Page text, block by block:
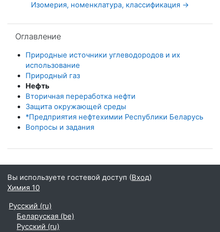
Изомерия, номенклатура, классификация →
Оглавление
Природные источники углеводородов и их
использование
Природный газ
Нефть
Вторичная переработка нефти
Защита окружающей среды
*Предприятия нефтехимии Республики Беларусь
Вопросы и задания
Вы используете гостевой доступ (Вход)
Химия 10
Русский ‎(ru)‎
Беларуская ‎(be)‎
Русский ‎(ru)‎